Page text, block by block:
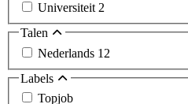
Universiteit 2
Talen
Nederlands 12
Labels
Topjob